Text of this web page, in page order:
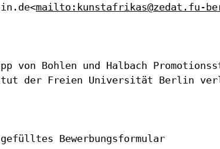
mailto:kunstafrikas@zedat.fu-
von Bohlen und Halbach
der Freien Universität Berlin
Bewerbungsformular